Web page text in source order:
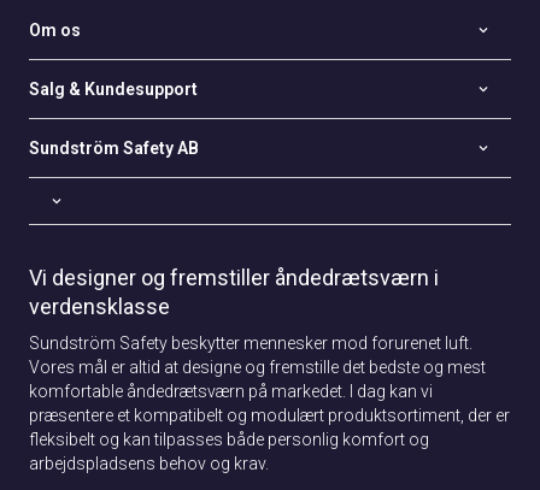
Om os
Salg & Kundesupport
Sundström Safety AB
Vi designer og fremstiller åndedrætsværn i
verdensklasse
Sundström Safety beskytter mennesker mod forurenet luft.
Vores mål er altid at designe og fremstille det bedste og mest
komfortable åndedrætsværn på markedet. I dag kan vi
præsentere et kompatibelt og modulært produktsortiment, der er
fleksibelt og kan tilpasses både personlig komfort og
arbejdspladsens behov og krav.